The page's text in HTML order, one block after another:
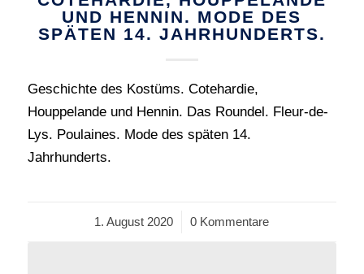
UND HENNIN. MODE DES
SPÄTEN 14. JAHRHUNDERTS.
Geschichte des Kostüms. Cotehardie,
Houppelande und Hennin. Das Roundel. Fleur-de-
Lys. Poulaines. Mode des späten 14.
Jahrhunderts.
1. August 2020
/ 0 Kommentare